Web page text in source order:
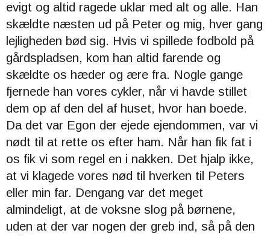
evigt og altid ragede uklar med alt og alle. Han
skældte næsten ud på Peter og mig, hver gang
lejligheden bød sig. Hvis vi spillede fodbold på
gårdspladsen, kom han altid farende og
skældte os hæder og ære fra. Nogle gange
fjernede han vores cykler, når vi havde stillet
dem op af den del af huset, hvor han boede.
Da det var Egon der ejede ejendommen, var vi
nødt til at rette os efter ham. Når han fik fat i
os fik vi som regel en i nakken. Det hjalp ikke,
at vi klagede vores nød til hverken til Peters
eller min far. Dengang var det meget
almindeligt, at de voksne slog på børnene,
uden at der var nogen der greb ind, så på den